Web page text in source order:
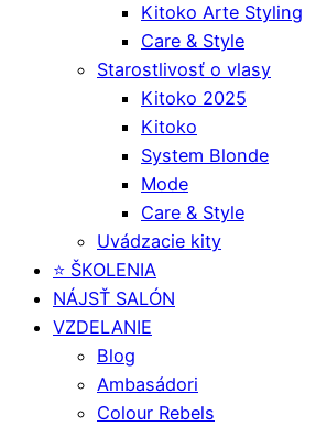
Kitoko Arte Styling
Care & Style
Starostlivosť o vlasy
Kitoko 2025
Kitoko
System Blonde
Mode
Care & Style
Uvádzacie kity
⭐️ ŠKOLENIA
NÁJSŤ SALÓN
VZDELANIE
Blog
Ambasádori
Colour Rebels